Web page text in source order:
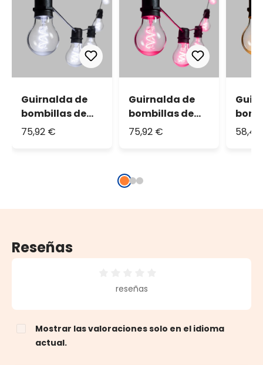
Guirnalda de
bombillas de
vidrio Vintage
75,92 €
Guirnalda de
bombillas de
vidrio Vintage
75,92 €
Reseñas
Calificación promedio de 0 de 5 estrellas
reseñas
Mostrar las valoraciones solo en el idioma
actual.